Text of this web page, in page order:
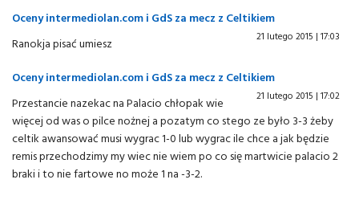
Oceny intermediolan.com i GdS za mecz z Celtikiem
21 lutego 2015 | 17:03
Ranokja pisać umiesz
Oceny intermediolan.com i GdS za mecz z Celtikiem
21 lutego 2015 | 17:02
Przestancie nazekac na Palacio chłopak wie
więcej od was o pilce nożnej a pozatym co stego ze było 3-3 żeby
celtik awansować musi wygrac 1-0 lub wygrac ile chce a jak będzie
remis przechodzimy my wiec nie wiem po co się martwicie palacio 2
braki i to nie fartowe no może 1 na -3-2.